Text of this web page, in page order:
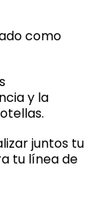
como
y la
juntos tu
tu línea de